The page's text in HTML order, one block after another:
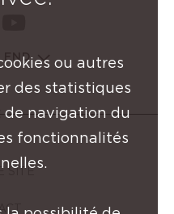
SITE
ou autres
des statistiques
navigation du
fonctionnalités